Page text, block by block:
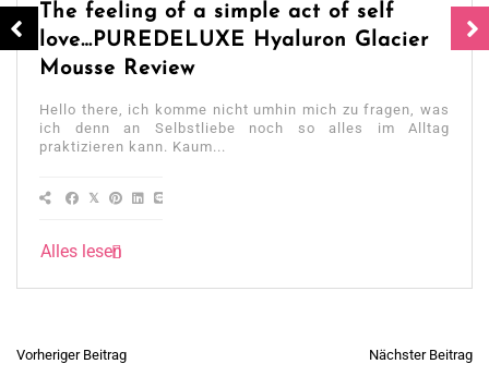
The feeling of a simple act of self
love…PUREDELUXE Hyaluron Glacier
Mousse Review
Hello there, ich komme nicht umhin mich zu fragen, was
ich denn an Selbstliebe noch so alles im Alltag
praktizieren kann. Kaum...
Alles lesen
Beitragsnavigation
Vorheriger Beitrag Nächster Beitrag